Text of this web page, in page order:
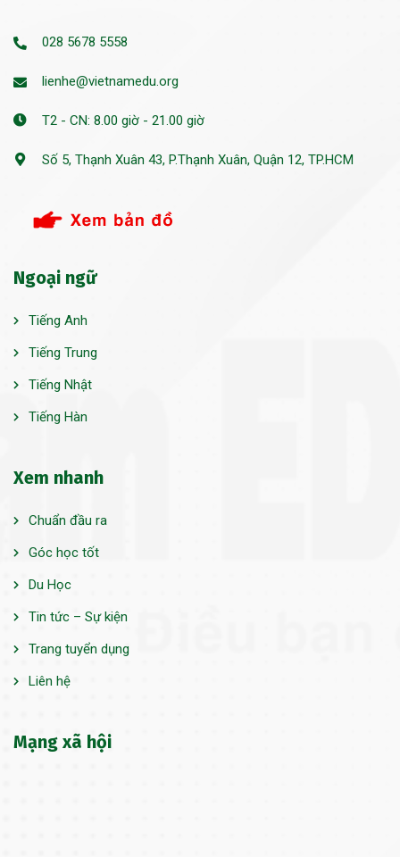
028 5678 5558
lienhe@vietnamedu.org
T2 - CN: 8.00 giờ - 21.00 giờ
Số 5, Thạnh Xuân 43, P.Thạnh Xuân, Quận 12, TP.HCM
Ngoại ngữ
Tiếng Anh
Tiếng Trung
Tiếng Nhật
Tiếng Hàn
Xem nhanh
Chuẩn đầu ra
Góc học tốt
Du Học
Tin tức – Sự kiện
Trang tuyển dụng
Liên hệ
Mạng xã hội